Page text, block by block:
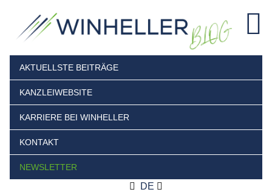
AKTUELLSTE BEITRÄGE
KANZLEIWEBSITE
KARRIERE BEI WINHELLER
KONTAKT
NEWSLETTER
DE